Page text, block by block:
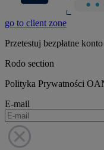
go to client zone
Przetestuj bezpłatne
Rodo section
Polityka Prywatności
E-mail